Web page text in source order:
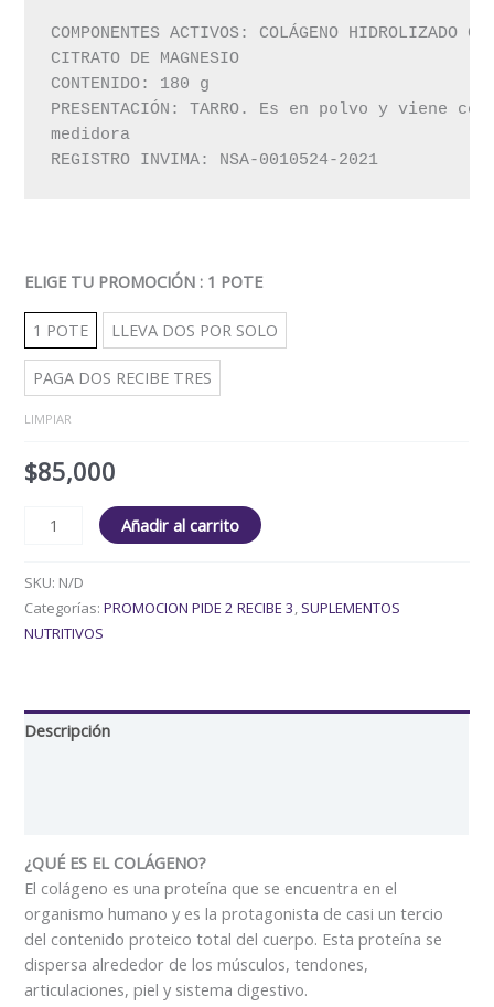
COMPONENTES ACTIVOS: COLÁGENO HIDROLIZADO
CITRATO DE MAGNESIO
CONTENIDO: 180 g
PRESENTACIÓN: TARRO. Es en polvo y viene
medidora
REGISTRO INVIMA: NSA-0010524-2021
ELIGE TU PROMOCIÓN : 1 POTE
1 POTE LLEVA DOS POR SOLO
PAGA DOS RECIBE TRES
LIMPIAR
$85,000
Añadir al carrito
SKU: N/D
Categorías:PROMOCION PIDE 2 RECIBE 3 SUPLEMENTOS
NUTRITIVOS
Descripción
¿QUÉ ES EL COLÁGENO?
El colágeno es una proteína que se encuentra en el
organismo humano y es la protagonista de casi un tercio
del contenido proteico total del cuerpo. Esta proteína se
dispersa alrededor de los músculos, tendones,
articulaciones, piel y sistema digestivo.